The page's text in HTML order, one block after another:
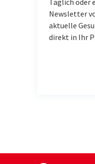
Newsletter
aktuelle
direkt in Ihr